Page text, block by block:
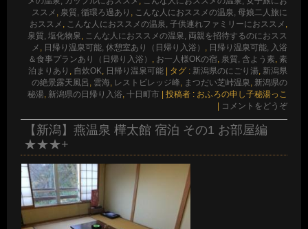
ススメ , 泉質, 循環ろ過あり , こんな人におススメの温泉, 母娘二人旅に
おススメ , こんな人におススメの温泉, 子供連れファミリーにおススメ ,
泉質, 塩化物泉, こんな人におススメの温泉, 両親を招待するのにおスス
メ , 日帰り温泉可能, 休憩室あり（日帰り入浴） , 日帰り温泉可能, 入浴
＆食事プランあり（日帰り入浴） , お一人様OKの宿, 泉質, 含よう素, 素
泊まりあり , 自炊OK, 日帰り温泉可能 タグ : 新潟県のにごり湯, 新潟県
の絶景露天風呂 , 雲海, レストビレッジ峰, まつだい芝峠温泉, 新潟県の
秘湯, 新潟県の日帰り入浴, 十日町市
投稿者 : おふろの申し子秘湯っこ
コメントをどうぞ
【新潟】燕温泉 樺太館 宿泊 その1 お部屋編
★★★+